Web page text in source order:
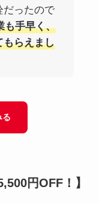
だったので
も手早く、
もらえまし
る
円OFF！】